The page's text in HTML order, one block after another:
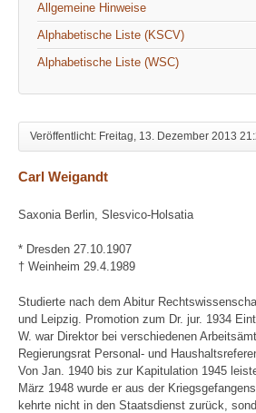
Allgemeine Hinweise
Alphabetische Liste (KSCV)
Alphabetische Liste (WSC)
Veröffentlicht: Freitag, 13. Dezember 2013
Carl Weigandt
Saxonia Berlin, Slesvico-Holsatia
* Dresden 27.10.1907
† Weinheim 29.4.1989
Studierte nach dem Abitur
und Leipzig. Promotion zum Dr. jur. 1934
W. war Direktor bei verschiedenen
Regierungsrat Personal- und
Von Jan. 1940 bis zur Kapitulation 1945
März 1948 wurde er aus der
kehrte nicht in den Staatsdienst zurück,